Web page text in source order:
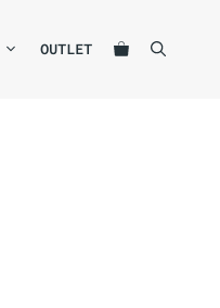
OUTLET